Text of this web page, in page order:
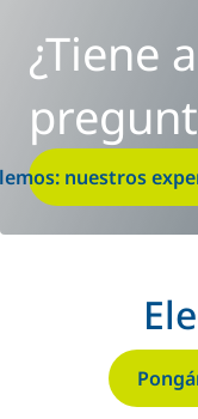
¿Tiene
nuestros